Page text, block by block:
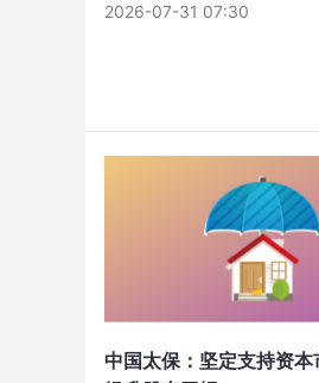
2026-07-31 07:30
中国太保：坚定支持资本